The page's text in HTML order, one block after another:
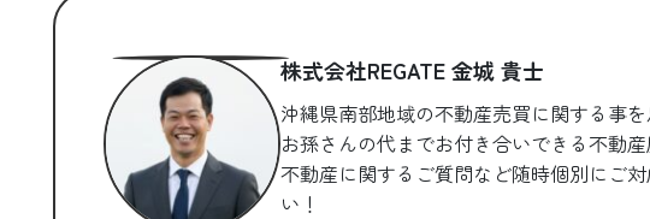
株式会社REGATE 金城 貴士
沖縄県南部地域の不動産売買に関する事を
お孫さんの代までお付き合いできる不動
不動産に関するご質問など随時個別にご
い！